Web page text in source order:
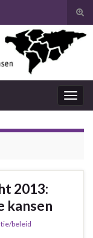
2013:
kansen
beleid